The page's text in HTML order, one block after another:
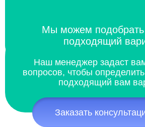
Мы можем
подходящий
Наш менеджер задаст
вопросов, чтобы
подходящий вам
Заказать